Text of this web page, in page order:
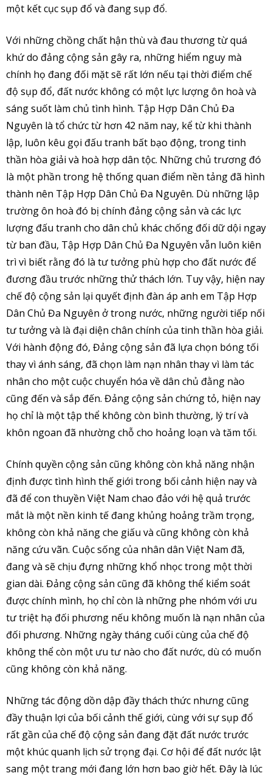
một kết cục sụp đổ và đang sụp đổ.
Với những chồng chất hận thù và đau thương từ quá
khứ do đảng cộng sản gây ra, những hiểm nguy mà
chính họ đang đối mặt sẽ rất lớn nếu tại thời điểm chế
độ sụp đổ, đất nước không có một lực lượng ôn hoà và
sáng suốt làm chủ tình hình. Tập Hợp Dân Chủ Đa
Nguyên là tổ chức từ hơn 42 năm nay, kể từ khi thành
lập, luôn kêu gọi đấu tranh bất bạo động, trong tinh
thần hòa giải và hoà hợp dân tộc. Những chủ trương đó
là một phần trong hệ thống quan điểm nền tảng đã hình
thành nên Tập Hợp Dân Chủ Đa Nguyên. Dù những lập
trường ôn hoà đó bị chính đảng cộng sản và các lực
lượng đấu tranh cho dân chủ khác chống đối dữ dội ngay
từ ban đầu, Tập Hợp Dân Chủ Đa Nguyên vẫn luôn kiên
trì vì biết rằng đó là tư tưởng phù hợp cho đất nước để
đương đầu trước những thử thách lớn. Tuy vậy, hiện nay
chế độ cộng sản lại quyết định đàn áp anh em Tập Hợp
Dân Chủ Đa Nguyên ở trong nước, những người tiếp nối
tư tưởng và là đại diện chân chính của tinh thần hòa giải.
Với hành động đó, Đảng cộng sản đã lựa chọn bóng tối
thay vì ánh sáng, đã chọn làm nạn nhân thay vì làm tác
nhân cho một cuộc chuyển hóa về dân chủ đằng nào
cũng đến và sắp đến. Đảng cộng sản chứng tỏ, hiện nay
họ chỉ là một tập thể không còn bình thường, lý trí và
khôn ngoan đã nhường chỗ cho hoảng loạn và tăm tối.
Chính quyền cộng sản cũng không còn khả năng nhận
định được tình hình thế giới trong bối cảnh hiện nay và
đã để con thuyền Việt Nam chao đảo với hệ quả trước
mắt là một nền kinh tế đang khủng hoảng trầm trọng,
không còn khả năng che giấu và cũng không còn khả
năng cứu vãn. Cuộc sống của nhân dân Việt Nam đã,
đang và sẽ chịu đựng những khổ nhọc trong một thời
gian dài. Đảng cộng sản cũng đã không thể kiểm soát
được chính mình, họ chỉ còn là những phe nhóm với ưu
tư triệt hạ đối phương nếu không muốn là nạn nhân của
đối phương. Những ngày tháng cuối cùng của chế độ
không thể còn một ưu tư nào cho đất nước, dù có muốn
cũng không còn khả năng.
Những tác động dồn dập đầy thách thức nhưng cũng
đầy thuận lợi của bối cảnh thế giới, cùng với sự sụp đổ
rất gần của chế độ cộng sản đang đặt đất nước trước
một khúc quanh lịch sử trọng đại. Cơ hội để đất nước lật
sang một trang mới đang lớn hơn bao giờ hết. Đây là lúc